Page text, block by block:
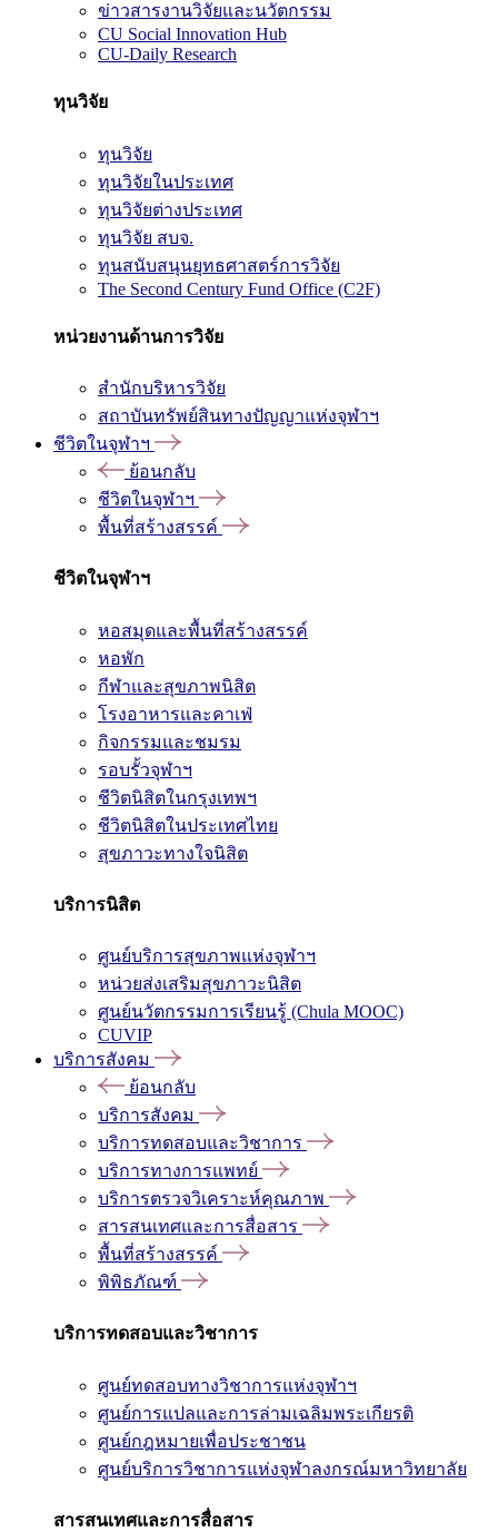
ข่าวสารงานวิจัยและนวัตกรรม
CU Social Innovation Hub
CU-Daily Research
ทุนวิจัย
ทุนวิจัย
ทุนวิจัยในประเทศ
ทุนวิจัยต่างประเทศ
ทุนวิจัย สบจ.
ทุนสนับสนุนยุทธศาสตร์การวิจัย
The Second Century Fund Office (C2F)
หน่วยงานด้านการวิจัย
สำนักบริหารวิจัย
สถาบันทรัพย์สินทางปัญญาแห่งจุฬาฯ
ชีวิตในจุฬาฯ
ย้อนกลับ
ชีวิตในจุฬาฯ
พื้นที่สร้างสรรค์
ชีวิตในจุฬาฯ
หอสมุดและพื้นที่สร้างสรรค์
หอพัก
กีฬาและสุขภาพนิสิต
โรงอาหารและคาเฟ่
กิจกรรมและชมรม
รอบรั้วจุฬาฯ
ชีวิตนิสิตในกรุงเทพฯ
ชีวิตนิสิตในประเทศไทย
สุขภาวะทางใจนิสิต
บริการนิสิต
ศูนย์บริการสุขภาพแห่งจุฬาฯ
หน่วยส่งเสริมสุขภาวะนิสิต
ศูนย์นวัตกรรมการเรียนรู้ (Chula MOOC)
CUVIP
บริการสังคม
ย้อนกลับ
บริการสังคม
บริการทดสอบและวิชาการ
บริการทางการแพทย์
บริการตรวจวิเคราะห์คุณภาพ
สารสนเทศและการสื่อสาร
พื้นที่สร้างสรรค์
พิพิธภัณฑ์
บริการทดสอบและวิชาการ
ศูนย์ทดสอบทางวิชาการแห่งจุฬาฯ
ศูนย์การแปลและการล่ามเฉลิมพระเกียรติ
ศูนย์กฎหมายเพื่อประชาชน
ศูนย์บริการวิชาการแห่งจุฬาลงกรณ์มหาวิทยาลัย
สารสนเทศและการสื่อสาร